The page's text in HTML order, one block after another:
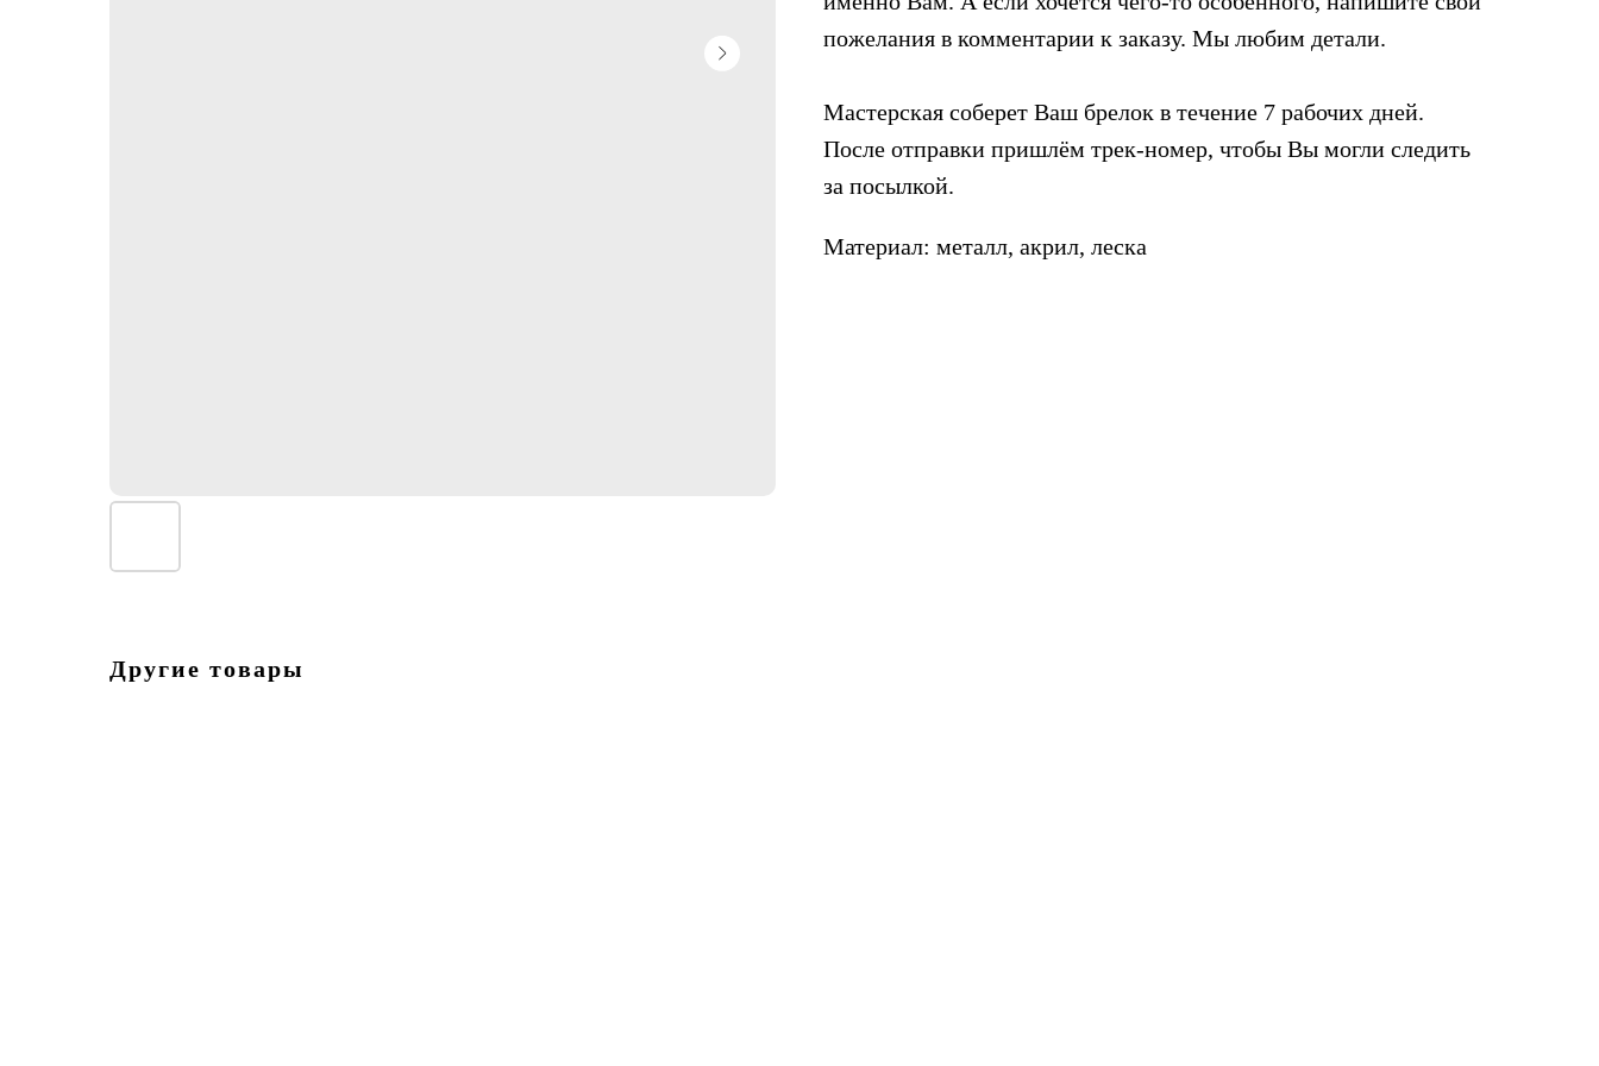
пожелания в комментарии к заказу. Мы любим детали.
Мастерская соберет Ваш брелок в течение 7 рабочих дней.
После отправки пришлём трек-номер, чтобы Вы могли следить
за посылкой.
Материал: металл, акрил, леска
Другие товары